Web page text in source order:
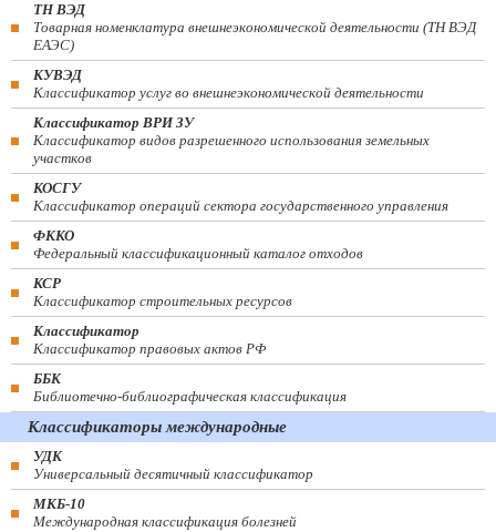
ТН ВЭД
Товарная номенклатура внешнеэкономической деятельности (ТН ВЭД
ЕАЭС)
КУВЭД
Классификатор услуг во внешнеэкономической деятельности
Классификатор ВРИ ЗУ
Классификатор видов разрешенного использования земельных
участков
КОСГУ
Классификатор операций сектора государственного управления
ФККО
Федеральный классификационный каталог отходов
КСР
Классификатор строительных ресурсов
Классификатор
Классификатор правовых актов РФ
ББК
Библиотечно-библиографическая классификация
Классификаторы международные
УДК
Универсальный десятичный классификатор
МКБ-10
Международная классификация болезней